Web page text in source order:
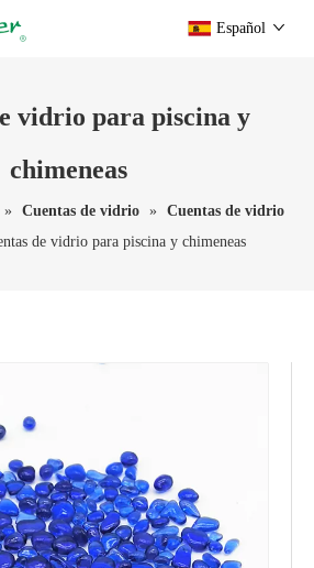
Español
vidrio para piscina y
chimeneas
» Cuentas de vidrio » Cuentas de vidrio
de vidrio para piscina y chimeneas